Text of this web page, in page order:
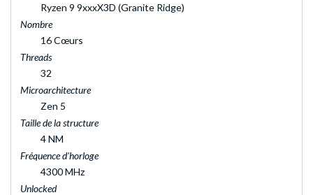
Ryzen 9 9xxxX3D (Granite Ridge)
Nombre
16 Cœurs
Threads
32
Microarchitecture
Zen 5
Taille de la structure
4 NM
Fréquence d'horloge
4300 MHz
Unlocked